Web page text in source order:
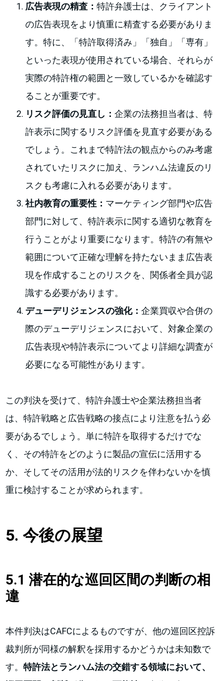
広告表現の精査：特許弁護士は、クライアント
の広告表現をより慎重に精査する必要がありま
す。特に、「特許取得済み」「独自」「専有」
といった表現が使用されている場合、それらが
実際の特許権の範囲と一致しているかを確認す
ることが重要です。
リスク評価の見直し：企業の法務担当者は、特
許表示に関するリスク評価を見直す必要がある
でしょう。これまで特許法の観点からのみ考慮
されていたリスクに加え、ランハム法違反のリ
スクも考慮に入れる必要があります。
社内教育の重要性： マーケティング部門や広告
部門に対して、特許表示に関する適切な教育を
行うことがより重要になります。特許の有無や
範囲について正確な理解を持たないまま広告表
現を作成することのリスクを、関係者全員が認
識する必要があります。
デューデリジェンスの強化：企業買収や合併の
際のデューデリジェンスにおいて、対象企業の
広告表現や特許表示についてより詳細な調査が
必要になる可能性があります。
この判決を受けて、特許弁護士や企業法務担当者
は、特許戦略と広告戦略の接点により注意を払う必
要があるでしょう。単に特許を取得するだけでな
く、その特許をどのように製品の宣伝に活用する
か、そしてその活用が法的リスクを伴わないかを慎
重に検討することが求められます。
5. 今後の展望
5.1 潜在的な巡回区間の判断の相
違
本件判決はCAFCによるものですが、他の巡回区控訴
裁判所が同様の解釈を採用するかどうかは未知数で
す。特許法とランハム法の交錯する領域において、